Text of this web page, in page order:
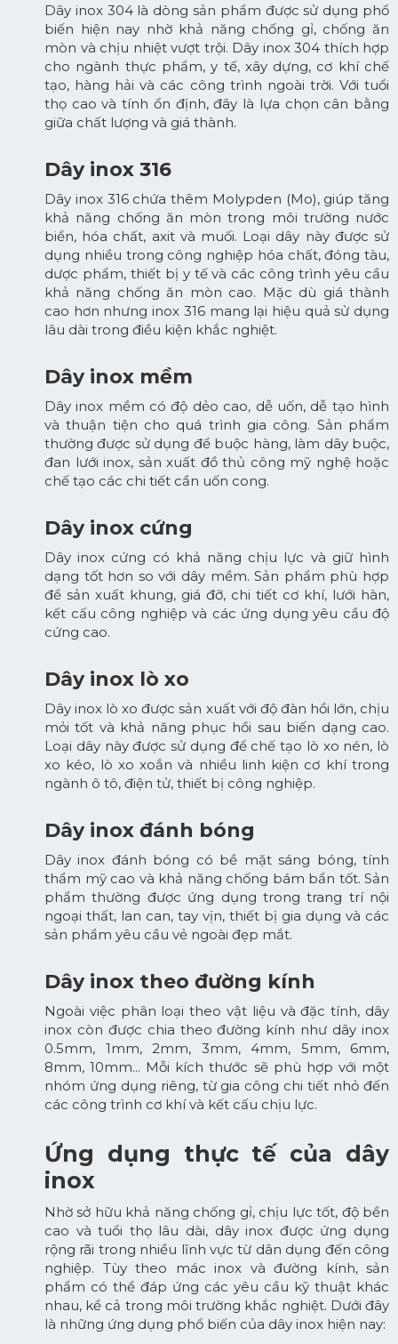
Dây inox 304 là dòng sản phẩm được sử dụng phổ
biến hiện nay nhờ khả năng chống gỉ, chống ăn
mòn và chịu nhiệt vượt trội. Dây inox 304 thích hợp
cho ngành thực phẩm, y tế, xây dựng, cơ khí chế
tạo, hàng hải và các công trình ngoài trời. Với tuổi
thọ cao và tính ổn định, đây là lựa chọn cân bằng
giữa chất lượng và giá thành.
Dây inox 316
Dây inox 316 chứa thêm Molypden (Mo), giúp tăng
khả năng chống ăn mòn trong môi trường nước
biển, hóa chất, axit và muối. Loại dây này được sử
dụng nhiều trong công nghiệp hóa chất, đóng tàu,
dược phẩm, thiết bị y tế và các công trình yêu cầu
khả năng chống ăn mòn cao. Mặc dù giá thành
cao hơn nhưng inox 316 mang lại hiệu quả sử dụng
lâu dài trong điều kiện khắc nghiệt.
Dây inox mềm
Dây inox mềm có độ dẻo cao, dễ uốn, dễ tạo hình
và thuận tiện cho quá trình gia công. Sản phẩm
thường được sử dụng để buộc hàng, làm dây buộc,
đan lưới inox, sản xuất đồ thủ công mỹ nghệ hoặc
chế tạo các chi tiết cần uốn cong.
Dây inox cứng
Dây inox cứng có khả năng chịu lực và giữ hình
dạng tốt hơn so với dây mềm. Sản phẩm phù hợp
để sản xuất khung, giá đỡ, chi tiết cơ khí, lưới hàn,
kết cấu công nghiệp và các ứng dụng yêu cầu độ
cứng cao.
Dây inox lò xo
Dây inox lò xo được sản xuất với độ đàn hồi lớn, chịu
mỏi tốt và khả năng phục hồi sau biến dạng cao.
Loại dây này được sử dụng để chế tạo lò xo nén, lò
xo kéo, lò xo xoắn và nhiều linh kiện cơ khí trong
ngành ô tô, điện tử, thiết bị công nghiệp.
Dây inox đánh bóng
Dây inox đánh bóng có bề mặt sáng bóng, tính
thẩm mỹ cao và khả năng chống bám bẩn tốt. Sản
phẩm thường được ứng dụng trong trang trí nội
ngoại thất, lan can, tay vịn, thiết bị gia dụng và các
sản phẩm yêu cầu vẻ ngoài đẹp mắt.
Dây inox theo đường kính
Ngoài việc phân loại theo vật liệu và đặc tính, dây
inox còn được chia theo đường kính như dây inox
0.5mm, 1mm, 2mm, 3mm, 4mm, 5mm, 6mm,
8mm, 10mm... Mỗi kích thước sẽ phù hợp với một
nhóm ứng dụng riêng, từ gia công chi tiết nhỏ đến
các công trình cơ khí và kết cấu chịu lực.
Ứng dụng thực tế của dây
inox
Nhờ sở hữu khả năng chống gỉ, chịu lực tốt, độ bền
cao và tuổi thọ lâu dài, dây inox được ứng dụng
rộng rãi trong nhiều lĩnh vực từ dân dụng đến công
nghiệp. Tùy theo mác inox và đường kính, sản
phẩm có thể đáp ứng các yêu cầu kỹ thuật khác
nhau, kể cả trong môi trường khắc nghiệt. Dưới đây
là những ứng dụng phổ biến của dây inox hiện nay: